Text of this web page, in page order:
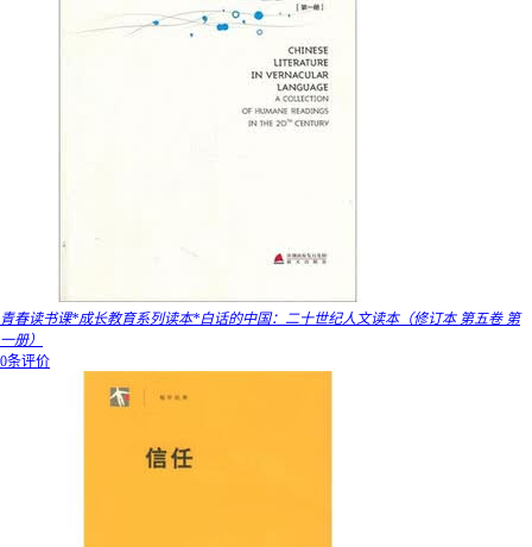
青春读书课*成长教育系列读本*白话的中国：二十世纪人文读本（修订本 第五卷 第
一册）
0条评价